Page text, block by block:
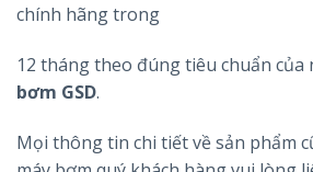
chính hãng trong
12 tháng theo đúng tiêu chuẩn của
bơm GSD.
Mọi thông tin chi tiết về sản phẩm